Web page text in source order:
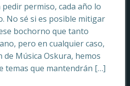
permiso, cada año lo
No sé si es posible mitigar
bochorno que tanto
pero en cualquier caso,
de Música Oskura, hemos
temas que mantendrán […]